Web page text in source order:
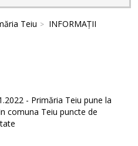
Teiu
INFORMAȚII
- Primăria Teiu pune la
comuna Teiu puncte de